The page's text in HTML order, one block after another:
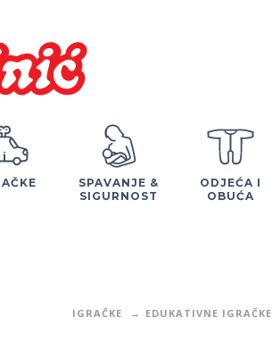
SPAVANJE &
SIGURNOST
ODJEĆA I
OBUĆA
IGRAČKE EDUKATIVNE IGRAČKE